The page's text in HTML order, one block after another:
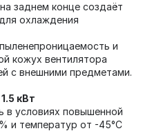
заднем конце создаёт
охлаждения
и
кожух вентилятора
с внешними предметами.
кВт
в условиях повышенной
и температур от -45°C